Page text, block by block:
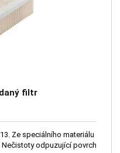
filtr
Ze speciálního materiálu
Nečistoty odpuzující povrch